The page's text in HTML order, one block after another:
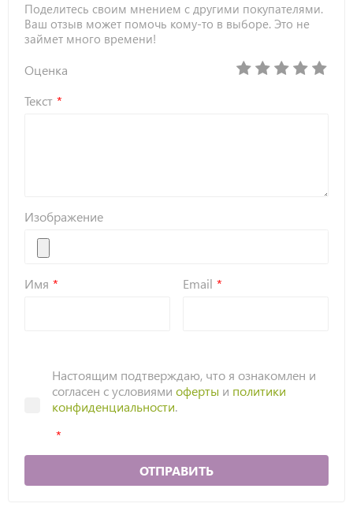
Поделитесь своим мнением с другими покупателями.
Ваш отзыв может помочь кому-то в выборе. Это не
займет много времени!
Оценка
Текст
Изображение
Имя Email
Настоящим подтверждаю, что я ознакомлен и
согласен с условиями оферты и политики
конфиденциальности.
ОТПРАВИТЬ